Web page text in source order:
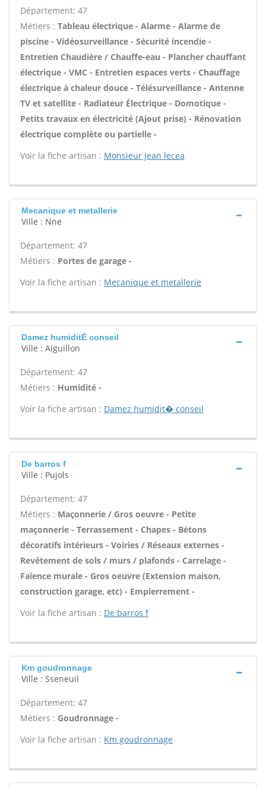
Département: 47
Métiers : Tableau électrique - Alarme - Alarme de
piscine - Vidéosurveillance - Sécurité incendie -
Entretien Chaudière / Chauffe-eau - Plancher chauffant
électrique - VMC - Entretien espaces verts - Chauffage
électrique à chaleur douce - Télésurveillance - Antenne
TV et satellite - Radiateur Électrique - Domotique -
Petits travaux en électricité (Ajout prise) - Rénovation
électrique complète ou partielle -
Voir la fiche artisan : Monsieur jean lecea
Mecanique et metallerie
Ville : Nne
Département: 47
Métiers : Portes de garage -
Voir la fiche artisan : Mecanique et metallerie
Damez humiditÉ conseil
Ville : Aiguillon
Département: 47
Métiers : Humidité -
Voir la fiche artisan : Damez humidit� conseil
De barros f
Ville : Pujols
Département: 47
Métiers : Maçonnerie / Gros oeuvre - Petite
maçonnerie - Terrassement - Chapes - Bétons
décoratifs intérieurs - Voiries / Réseaux externes -
Revêtement de sols / murs / plafonds - Carrelage -
Faïence murale - Gros oeuvre (Extension maison,
construction garage, etc) - Empierrement -
Voir la fiche artisan : De barros f
Km goudronnage
Ville : Sseneuil
Département: 47
Métiers : Goudronnage -
Voir la fiche artisan : Km goudronnage